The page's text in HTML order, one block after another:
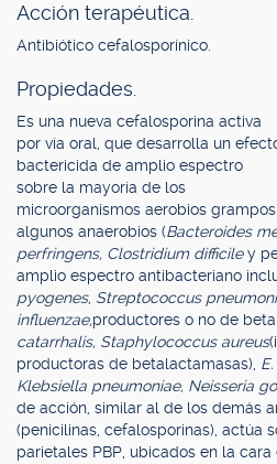
Acción terapéutica.
Antibiótico cefalosporínico.
Propiedades.
Es una nueva cefalosporina activa
por vía oral, que desarrolla un
bactericida de amplio espectro
sobre la mayoría de los
microorganismos aerobios
algunos anaerobios (Bacteroides
perfringens, Clostridium difficiley
amplio espectro antibacteriano
pyogenes, Streptococcus
influenzae,productores o no de
catarrhalis, Staphylococcus aureus
productoras de betalactamasas),
Klebsiella pneumoniae, Neisseria
de acción, similar al de los demás
(penicilinas, cefalosporinas), actúa
parietales PBP, ubicados en la